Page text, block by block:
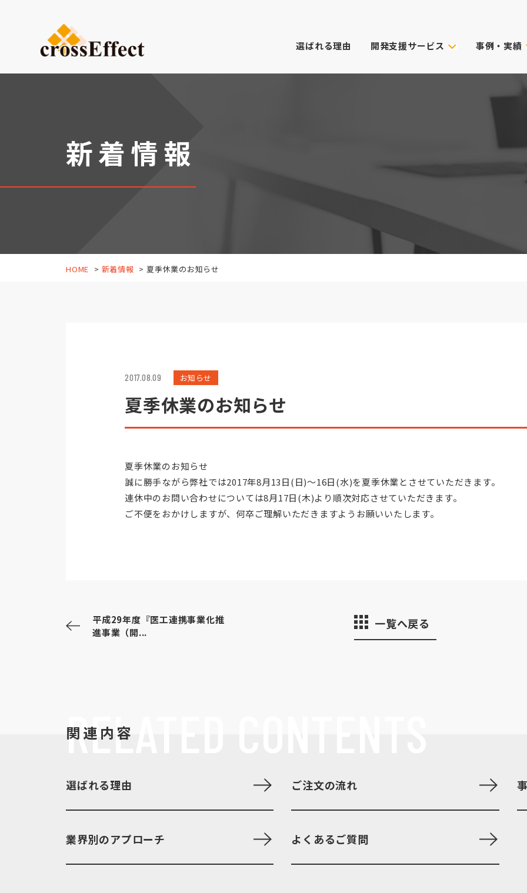
選ばれる理由 開発支援サービス
小ロット生産
医療系ものづくり・臓器モデル
(グループ会社：クロスメディカル)
スキャニング
事例・実績
主なクライアン
新着情報
HOME 新着情報 夏季休業のお知らせ
2017.08.09 お知らせ
夏季休業のお知らせ
夏季休業のお知らせ
誠に勝手ながら弊社では2017年8月13日(日)〜16日(水)を夏季休業とさせていただきます。
連休中のお問い合わせについては8月17日(木)より順次対応させていただきます。
ご不便をおかけしますが、何卒ご理解いただきますようお願いいたします。
平成29年度『医工連携事業化推
進事業（開...
一覧へ戻る
RELATED
関連内容
選ばれる理由 ご注文の流れ
業界別のアプローチ よくあるご質問